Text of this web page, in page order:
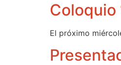
Coloquio
El próximo